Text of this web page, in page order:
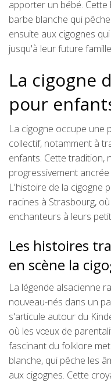
apporter un bébé.
barbe blanche qui
ensuite aux cigognes
jusqu'à leur future
La cigogne
pour
La cigogne occupe une
collectif, notamment à
enfants. Cette tradition,
progressivement
L'histoire de la cigogne
racines à Strasbourg,
enchanteurs à leurs
Les histoires
en scène la
La légende alsacienne
nouveau-nés dans un
s'articule autour du
où les vœux de
fascinant du folklore
blanche, qui pêche les
aux cigognes. Cette